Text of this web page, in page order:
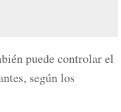
puede controlar el
según los